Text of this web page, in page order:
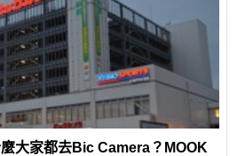
大家都去Bic Camera？MOOK